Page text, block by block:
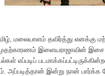
மலையாளம் தவிர்த்து எனக்கு
இளையராஜாவின் இசை.
எப்படிப்
அப்படித்தான் இன்று நான் பார்க்க